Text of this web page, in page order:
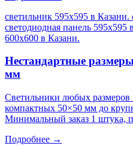
светильник 595х595 в
светодиодная панель 595х595
600х600 в Казани.
Нестандартные
мм
Светильники любых размеров
компактных 50×50 мм до
Минимальный заказ 1 штука,
Подробнее →